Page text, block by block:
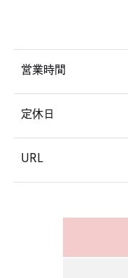
営業時間
定休日
URL